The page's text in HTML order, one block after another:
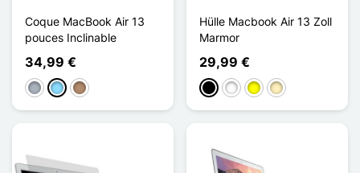
Coque MacBook Air 13
pouces Inclinable
34,99 €
GrauHellblau
Taupe
Hülle Macbook Air 13 Zoll
Marmor
29,99 €
Schwarz
WeißGelbGolden